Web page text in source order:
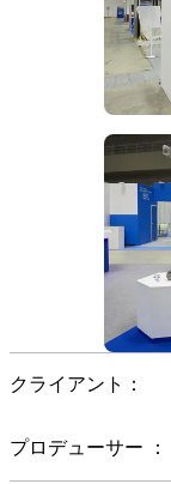
クライアント
プロデューサー